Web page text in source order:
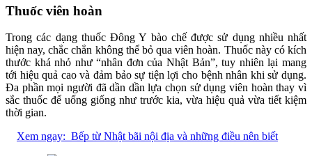
Thuốc viên hoàn
Trong các dạng thuốc Đông Y bào chế được sử dụng nhiều nhất
hiện nay, chắc chắn không thể bỏ qua viên hoàn. Thuốc này có kích
thước khá nhỏ như “nhân đơn của Nhật Bản”, tuy nhiên lại mang
tới hiệu quả cao và đảm bảo sự tiện lợi cho bệnh nhân khi sử dụng.
Đa phần mọi người đã dần dần lựa chọn sử dụng viên hoàn thay vì
sắc thuốc để uống giống như trước kia, vừa hiệu quả vừa tiết kiệm
thời gian.
Xem ngay: Bếp từ Nhật bãi nội địa và những điều nên biết